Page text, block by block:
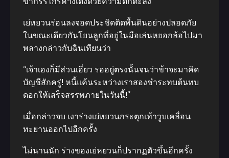
เย่หยวนร่อนลงจอดประชิดติดพื้นดินอย่างปลอดภัย
ในขณะเดียวกันโยนลูกที่อยู่ในมือเล่นหยอกล้อไปมา
พลางกล่าวกับฉินเทียนว่า
“เจ้าเองก็มีส่วนเอี่ยว รออยู่ตรงนั้นจนว่าข้าจะมาคิด
บัญชีสักครู่! หนี้แค้นระหว่างเราสองชำระทบต้นทบ
ดอกให้เสร็จสรรพภายในวันนี้!”
เมื่อกล่าวจบ เงาร่างเย่หยวนกระตุกเท้าวูบเคลื่อน
ทะยานออกไปอีกครั้ง
ไม่นานนัก ร่างของเย่หยวนก็ปรากฏตัวขึ้นอีกครั้ง